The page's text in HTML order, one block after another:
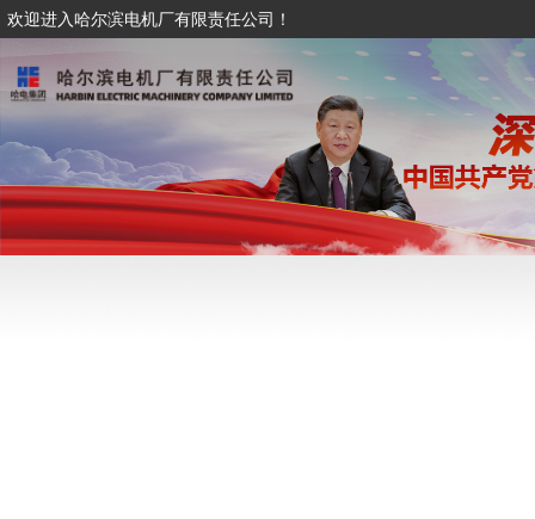
欢迎进入哈尔滨电机厂有限责任公司！